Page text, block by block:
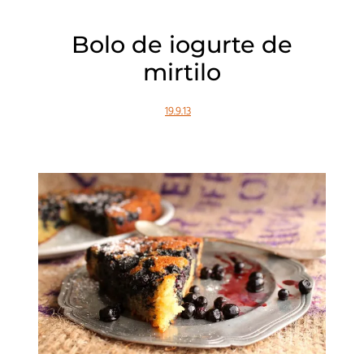
Bolo de iogurte de
mirtilo
19.9.13